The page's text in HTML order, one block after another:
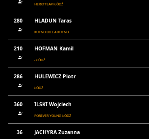
HERKTTEAM ŁÓDŹ
280 HLADUN Taras
KUTNO BIEGA KUTNO
210 HOFMAN Kamil
- ŁÓDŹ
286 HULEWICZ Piotr
ŁÓDŹ
360 ILSKI Wojciech
FOREVER YOUNG ŁÓDŹ
36 JACHYRA Zuzanna